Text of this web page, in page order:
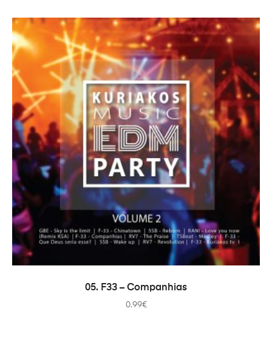
ADICIONAR
05. F33 – Companhias
0.99€